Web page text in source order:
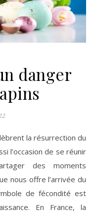
danger
la résurrection du
l’occasion de se réunir
des moments
nous offre l’arrivée du
de fécondité est
En France, la